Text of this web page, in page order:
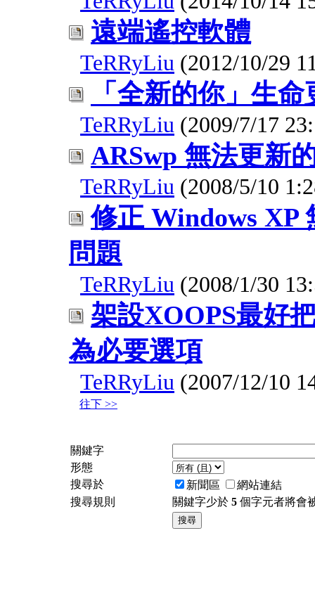
遠端遙控軟體
TeRRyLiu (2012/10/29
「全新的你」生
TeRRyLiu (2009/7/17
ARSwp 無法更新
TeRRyLiu (2008/5/10
修正 Windows XP
問題
TeRRyLiu (2008/1/30
架設XOOPS最好
為必要選項
TeRRyLiu (2007/12/10
往下 >>
關鍵字
形態
搜尋於
新聞區
網站連結
搜尋規則
關鍵字少於 5 個字元者將會